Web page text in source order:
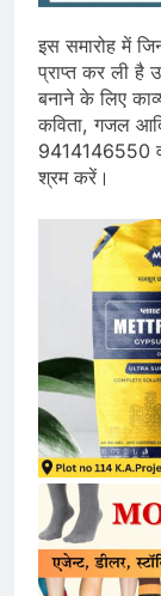
इस समारोह में
प्राप्त कर ली है
बनाने के लिए
कविता, गजल
9414146550
श्रम करें।